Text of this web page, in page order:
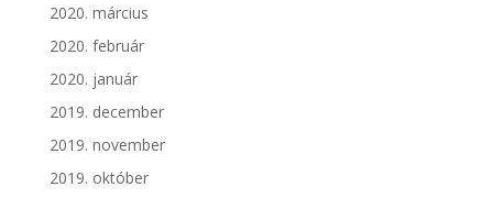
2020. március
2020. február
2020. január
2019. december
2019. november
2019. október